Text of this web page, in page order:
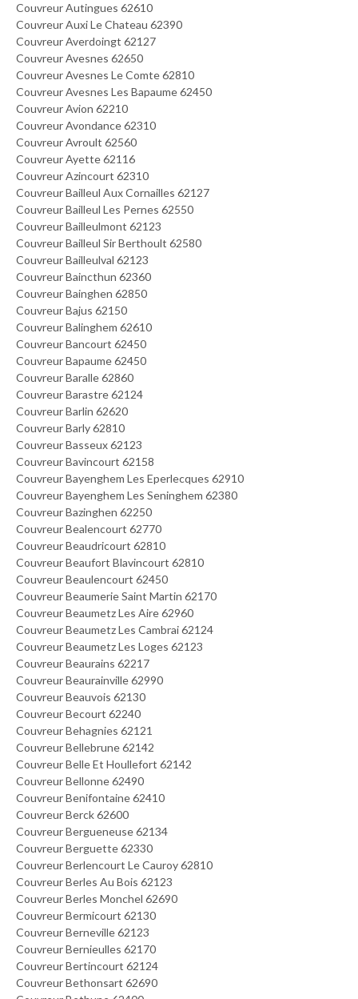
Couvreur Autingues 62610
Couvreur Auxi Le Chateau 62390
Couvreur Averdoingt 62127
Couvreur Avesnes 62650
Couvreur Avesnes Le Comte 62810
Couvreur Avesnes Les Bapaume 62450
Couvreur Avion 62210
Couvreur Avondance 62310
Couvreur Avroult 62560
Couvreur Ayette 62116
Couvreur Azincourt 62310
Couvreur Bailleul Aux Cornailles 62127
Couvreur Bailleul Les Pernes 62550
Couvreur Bailleulmont 62123
Couvreur Bailleul Sir Berthoult 62580
Couvreur Bailleulval 62123
Couvreur Baincthun 62360
Couvreur Bainghen 62850
Couvreur Bajus 62150
Couvreur Balinghem 62610
Couvreur Bancourt 62450
Couvreur Bapaume 62450
Couvreur Baralle 62860
Couvreur Barastre 62124
Couvreur Barlin 62620
Couvreur Barly 62810
Couvreur Basseux 62123
Couvreur Bavincourt 62158
Couvreur Bayenghem Les Eperlecques 62910
Couvreur Bayenghem Les Seninghem 62380
Couvreur Bazinghen 62250
Couvreur Bealencourt 62770
Couvreur Beaudricourt 62810
Couvreur Beaufort Blavincourt 62810
Couvreur Beaulencourt 62450
Couvreur Beaumerie Saint Martin 62170
Couvreur Beaumetz Les Aire 62960
Couvreur Beaumetz Les Cambrai 62124
Couvreur Beaumetz Les Loges 62123
Couvreur Beaurains 62217
Couvreur Beaurainville 62990
Couvreur Beauvois 62130
Couvreur Becourt 62240
Couvreur Behagnies 62121
Couvreur Bellebrune 62142
Couvreur Belle Et Houllefort 62142
Couvreur Bellonne 62490
Couvreur Benifontaine 62410
Couvreur Berck 62600
Couvreur Bergueneuse 62134
Couvreur Berguette 62330
Couvreur Berlencourt Le Cauroy 62810
Couvreur Berles Au Bois 62123
Couvreur Berles Monchel 62690
Couvreur Bermicourt 62130
Couvreur Berneville 62123
Couvreur Bernieulles 62170
Couvreur Bertincourt 62124
Couvreur Bethonsart 62690